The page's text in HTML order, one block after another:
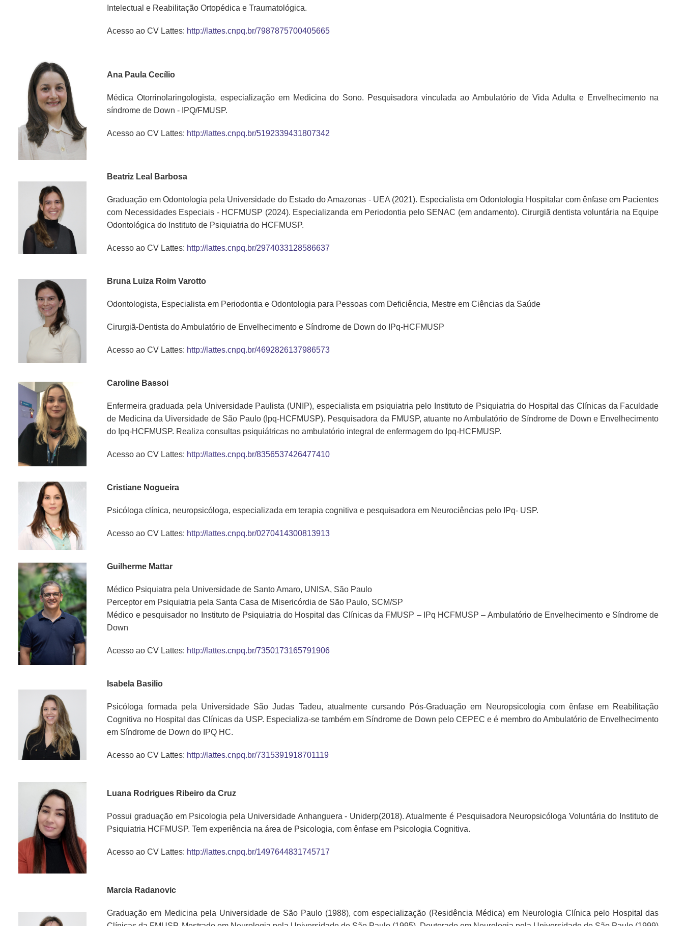
Intelectual e Reabilitação Ortopédica e Traumatológica.
Acesso ao CV Lattes: http://lattes.cnpq.br/7987875700405665
Ana Paula Cecílio
Médica Otorrinolaringologista, especialização em Medicina do Sono. Pesquisadora vinculada ao Ambulatório de Vida Adulta e Envelhecimento na
síndrome de Down - IPQ/FMUSP.
Acesso ao CV Lattes: http://lattes.cnpq.br/5192339431807342
Beatriz Leal Barbosa
Graduação em Odontologia pela Universidade do Estado do Amazonas - UEA (2021). Especialista em Odontologia Hospitalar com ênfase em Pacientes
com Necessidades Especiais - HCFMUSP (2024). Especializanda em Periodontia pelo SENAC (em andamento). Cirurgiã dentista voluntária na Equipe
Odontológica do Instituto de Psiquiatria do HCFMUSP.
Acesso ao CV Lattes: http://lattes.cnpq.br/2974033128586637
Bruna Luiza Roim Varotto
Odontologista, Especialista em Periodontia e Odontologia para Pessoas com Deficiência, Mestre em Ciências da Saúde
Cirurgiã-Dentista do Ambulatório de Envelhecimento e Síndrome de Down do IPq-HCFMUSP
Acesso ao CV Lattes: http://lattes.cnpq.br/4692826137986573
Caroline Bassoi
Enfermeira graduada pela Universidade Paulista (UNIP), especialista em psiquiatria pelo Instituto de Psiquiatria do Hospital das Clínicas da Faculdade
de Medicina da Uiversidade de São Paulo (Ipq-HCFMUSP). Pesquisadora da FMUSP, atuante no Ambulatório de Síndrome de Down e Envelhecimento
do Ipq-HCFMUSP. Realiza consultas psiquiátricas no ambulatório integral de enfermagem do Ipq-HCFMUSP.
Acesso ao CV Lattes: http://lattes.cnpq.br/8356537426477410
Cristiane Nogueira
Psicóloga clínica, neuropsicóloga, especializada em terapia cognitiva e pesquisadora em Neurociências pelo IPq- USP.
Acesso ao CV Lattes: http://lattes.cnpq.br/0270414300813913
Guilherme Mattar
Médico Psiquiatra pela Universidade de Santo Amaro, UNISA, São Paulo
Perceptor em Psiquiatria pela Santa Casa de Misericórdia de São Paulo, SCM/SP
Médico e pesquisador no Instituto de Psiquiatria do Hospital das Clínicas da FMUSP – IPq HCFMUSP – Ambulatório de Envelhecimento e Síndrome de
Down
Acesso ao CV Lattes: http://lattes.cnpq.br/7350173165791906
Isabela Basilio
Psicóloga formada pela Universidade São Judas Tadeu, atualmente cursando Pós-Graduação em Neuropsicologia com ênfase em Reabilitação
Cognitiva no Hospital das Clínicas da USP. Especializa-se também em Síndrome de Down pelo CEPEC e é membro do Ambulatório de Envelhecimento
em Síndrome de Down do IPQ HC.
Acesso ao CV Lattes: http://lattes.cnpq.br/7315391918701119
Luana Rodrigues Ribeiro da Cruz
Possui graduação em Psicologia pela Universidade Anhanguera - Uniderp(2018). Atualmente é Pesquisadora Neuropsicóloga Voluntária do Instituto de
Psiquiatria HCFMUSP. Tem experiência na área de Psicologia, com ênfase em Psicologia Cognitiva.
Acesso ao CV Lattes: http://lattes.cnpq.br/1497644831745717
Marcia Radanovic
Graduação em Medicina pela Universidade de São Paulo (1988), com especialização (Residência Médica) em Neurologia Clínica pelo Hospital das